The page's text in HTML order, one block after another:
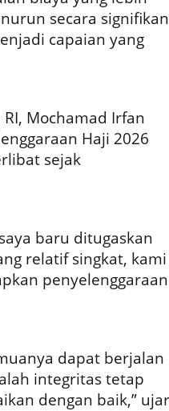
secara signifikan
capaian yang
Mochamad Irfan
Haji 2026
sejak
baru ditugaskan
relatif singkat, kami
penyelenggaraan
dapat berjalan
integritas tetap
dengan baik,” ujar